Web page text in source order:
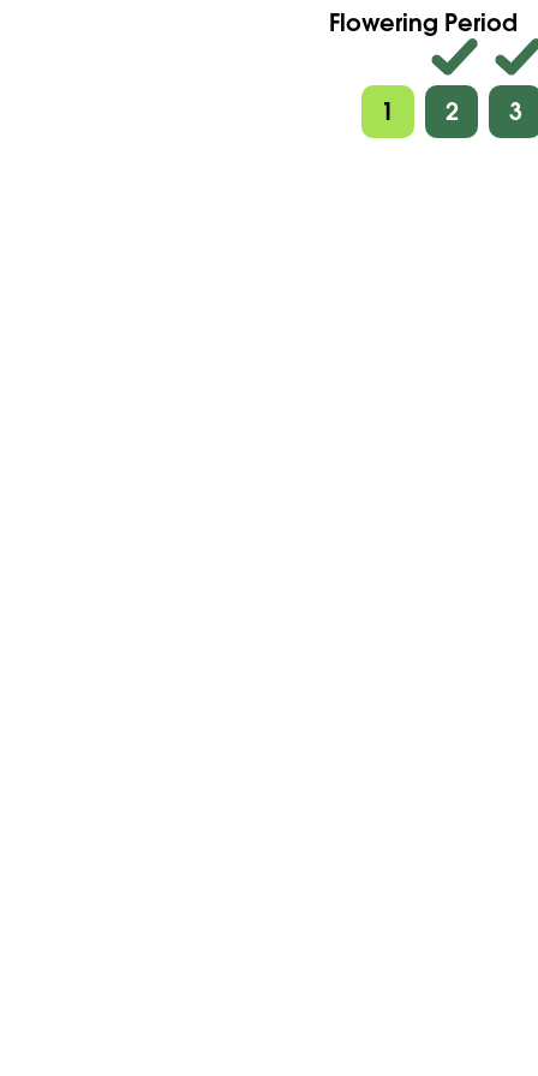
Flowering Period
1 2 3